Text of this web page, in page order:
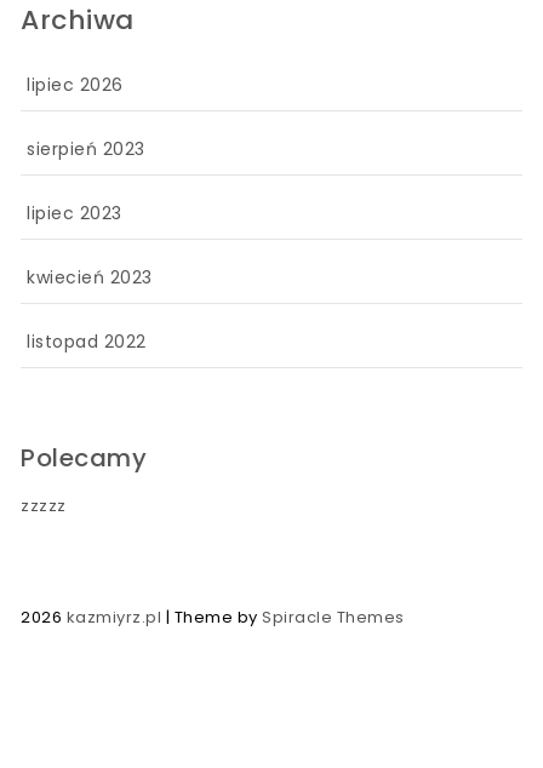
Archiwa
lipiec 2026
sierpień 2023
lipiec 2023
kwiecień 2023
listopad 2022
Polecamy
zzzzz
2026 kazmiyrz.pl | Theme bySpiracle Themes